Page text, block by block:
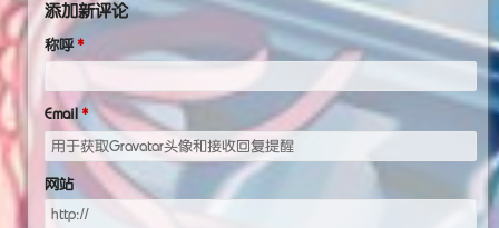
添加新评论
称呼
Email
网站